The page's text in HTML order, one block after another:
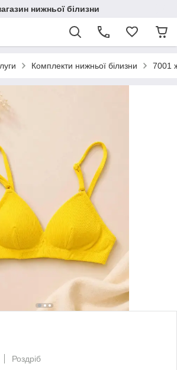
нижньої білизни
Комплекти нижньої білизни 7001
Роздріб